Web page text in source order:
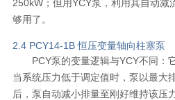
250kW；但用YCY泵，利用其自动减
够用了。
2.4 PCY14-1B 恒压变量轴向柱塞泵
PCY泵的变量逻辑与YCY不同：
当系统压力低于调定值时，泵以最大
后，泵自动减小排量至刚好维持该压